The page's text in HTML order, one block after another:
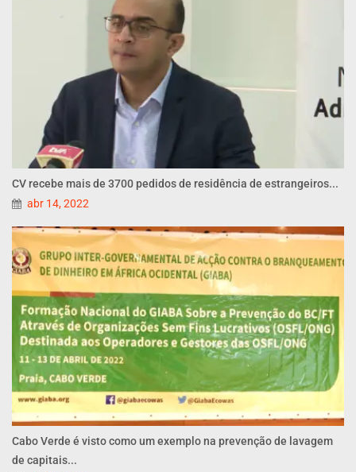
CV recebe mais de 3700 pedidos de residência de estrangeiros...
abr 14, 2022
Cabo Verde é visto como um exemplo na prevenção de lavagem
de capitais...